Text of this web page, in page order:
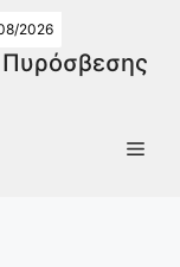
2026